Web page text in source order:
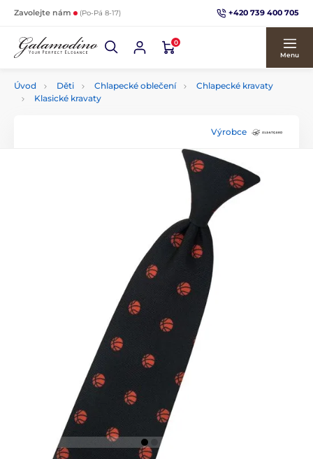
Zavolejte nám (Po-Pá 8-17) +420 739 400 705
0
Menu
Úvod Děti Chlapecké oblečení
Chlapecké kravaty
Klasické kravaty
Výrobce